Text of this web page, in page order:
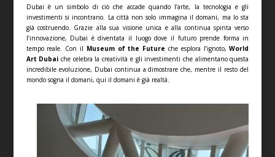
Dubai è un simbolo di ciò che accade quando l’arte, la tecnologia e gli
investimenti si incontrano. La città non solo immagina il domani, ma lo sta
già costruendo. Grazie alla sua visione unica e alla continua spinta verso
l’innovazione, Dubai è diventata il luogo dove il futuro prende forma in
tempo reale. Con il Museum of the Future che esplora l’ignoto,World
Art Dubai che celebra la creatività e gli investimenti che alimentano questa
incredibile evoluzione, Dubai continua a dimostrare che, mentre il resto del
mondo sogna il domani, qui il domani è già realtà.